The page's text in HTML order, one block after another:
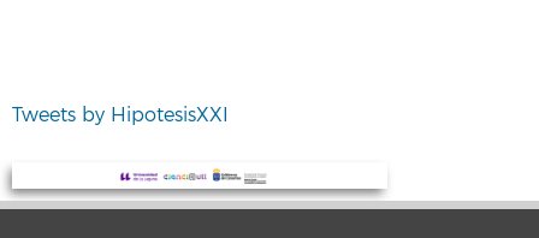
Tweets by HipotesisXXI